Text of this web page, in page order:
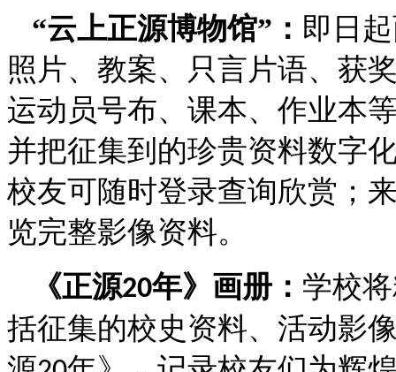
“云上正源博物馆”： 即日
照片、教案、只言片语、获
运动员号布、课本、作业本
并把征集到的珍贵资料数字
校友可随时登录查询欣赏；
览完整影像资料。
《正源20年》画册： 学校
括征集的校史资料、活动影